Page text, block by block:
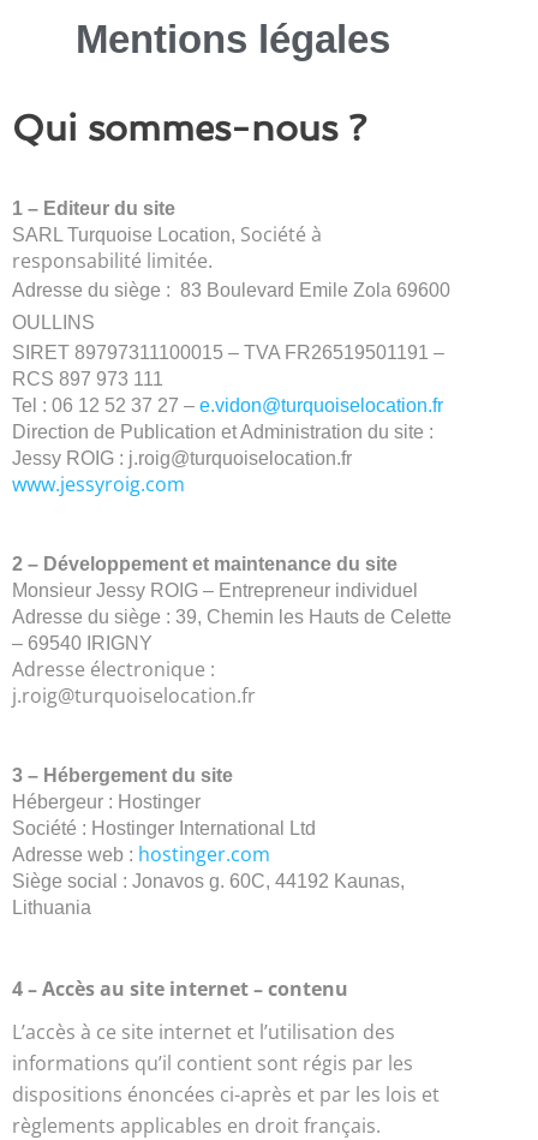
Mentions légales
Qui sommes-nous ?
1 – Editeur du site
SARL Turquoise Location, Société à
responsabilité limitée.
Adresse du siège : 83 Boulevard Emile Zola 69600
OULLINS
SIRET 89797311100015 – TVA FR26519501191 –
RCS 897 973 111
Tel : 06 12 52 37 27 – e.vidon@turquoiselocation.fr
Direction de Publication et Administration du site :
Jessy ROIG : j.roig@turquoiselocation.fr
www.jessyroig.com
2 – Développement et maintenance du site
Monsieur Jessy ROIG – Entrepreneur individuel
Adresse du siège : 39, Chemin les Hauts de Celette
– 69540 IRIGNY
Adresse électronique :
j.roig@turquoiselocation.fr
3 – Hébergement du site
Hébergeur : Hostinger
Société : Hostinger International Ltd
Adresse web : hostinger.com
Siège social : Jonavos g. 60C, 44192 Kaunas,
Lithuania
4 – Accès au site internet – contenu
L’accès à ce site internet et l’utilisation des
informations qu’il contient sont régis par les
dispositions énoncées ci-après et par les lois et
règlements applicables en droit français.